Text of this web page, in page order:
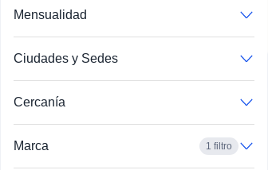
Mensualidad
Ciudades y Sedes
Cercanía
Marca 1 filtro